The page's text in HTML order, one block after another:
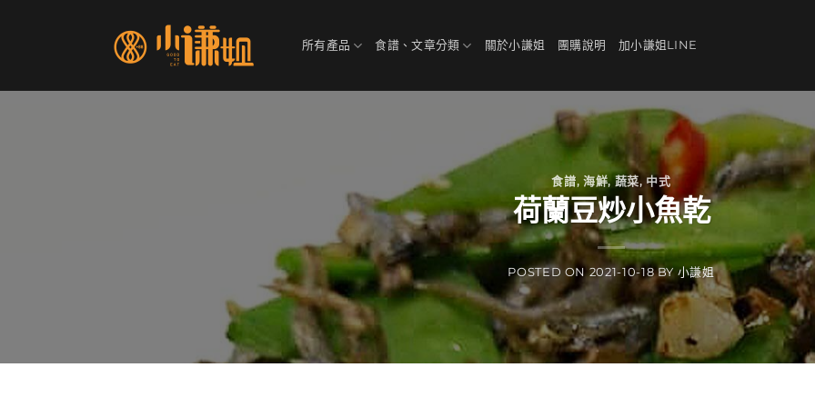
所有產品 食譜、文章分類 關於小謙姐 團購說明 加小謙姐LINE
食譜,海鮮,蔬菜, 中式
荷蘭豆炒小魚乾
POSTED ON 2021-10-18 BY 小謙姐